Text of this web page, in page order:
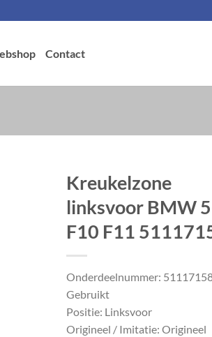
Contact
Kreukelzone
linksvoor BMW
F10 F11
Onderdeelnummer:
Gebruikt
Positie: Linksvoor
Origineel / Imitatie: Origineel